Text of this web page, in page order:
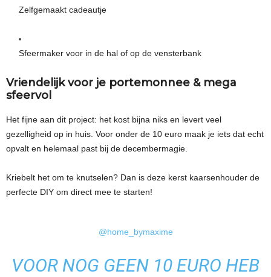
Zelfgemaakt cadeautje
Sfeermaker voor in de hal of op de vensterbank
Vriendelijk voor je portemonnee & mega
sfeervol
Het fijne aan dit project: het kost bijna niks en levert veel
gezelligheid op in huis. Voor onder de 10 euro maak je iets dat echt
opvalt en helemaal past bij de decembermagie.
Kriebelt het om te knutselen? Dan is deze kerst kaarsenhouder de
perfecte DIY om direct mee te starten!
@home_bymaxime
VOOR NOG GEEN 10 EURO HEB